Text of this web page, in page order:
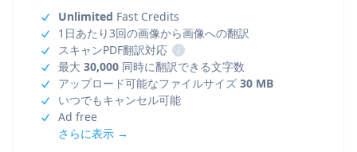
Unlimited Fast Credits
1日あたり3回の画像から画像への翻訳
スキャンPDF翻訳対応
i
最大 30,000 同時に翻訳できる文字数
アップロード可能なファイルサイズ 30 MB
いつでもキャンセル可能
Ad free
さらに表示 →